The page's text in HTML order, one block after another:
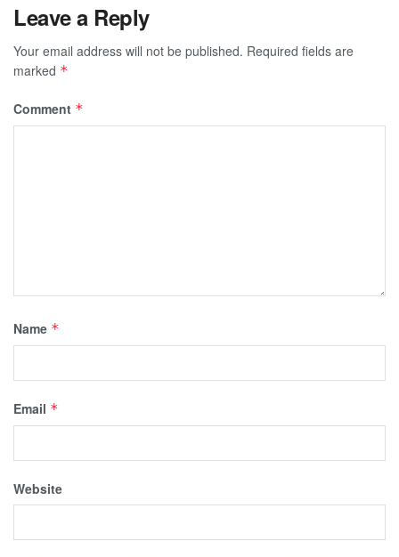
Leave a Reply
Your email address will not be published. Required fields are
marked *
Comment *
Name *
Email *
Website